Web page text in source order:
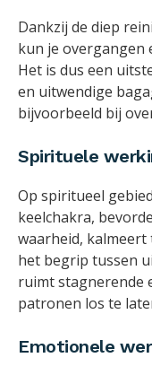
Dankzij de diep
kun je overgangen
Het is dus een
en uitwendige
bijvoorbeeld bij
Spirituele
Op spiritueel
keelchakra,
waarheid,
het begrip tussen
ruimt stagnerende
patronen los te
Emotionele